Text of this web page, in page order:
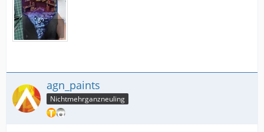
agn_paints
Nichtmehrganzneuling